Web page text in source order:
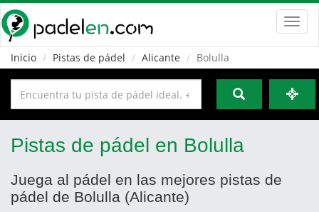
Inicio
Pistas de pádel Alicante Bolulla
Pistas de pádel en Bolulla
Juega al pádel en las mejores pistas de
pádel de Bolulla (Alicante)